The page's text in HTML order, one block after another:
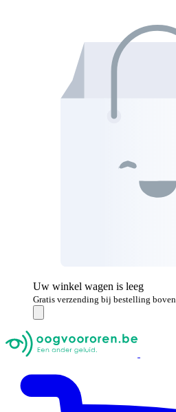
Uw winkel wagen is leeg
Gratis verzending bij bestelling boven